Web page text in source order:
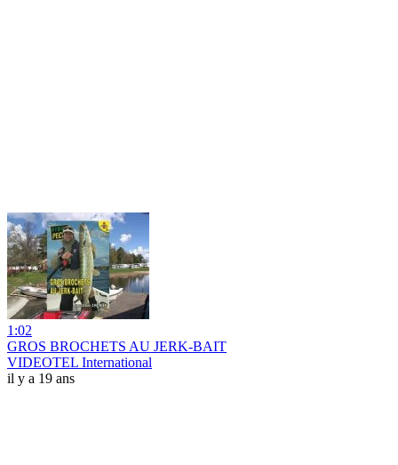
1:02
GROS BROCHETS AU JERK-BAIT
VIDEOTEL International
il y a 19 ans